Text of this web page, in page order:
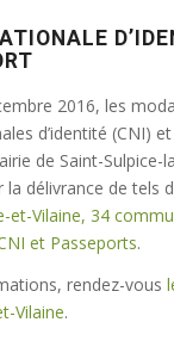
2016, les
d’identité (CNI)
de Saint-Sulpice-
délivrance de tels
et-Vilaine, 34
et Passeports.
rendez-vous
Vilaine.